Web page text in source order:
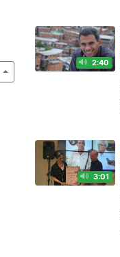
2:40
3:01